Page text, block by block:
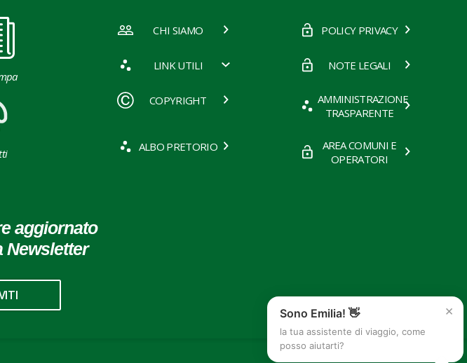
CHI SIAMO POLICY PRIVACY
LINK UTILI NOTE LEGALI
COPYRIGHT
AMMINISTRAZIONE
TRASPARENTE
ALBO PRETORIO
AREA COMUNI E
OPERATORI
aggiornato
Newsletter
×
Sono Emilia! 👋
la tua assistente di viaggio, come
posso aiutarti?